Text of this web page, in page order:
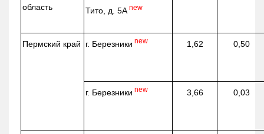
область
Тито, д. 5А new
Пермский край г. Березники new 1,62 0,50
г. Березники new 3,66 0,03